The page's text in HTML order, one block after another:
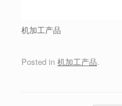
机加工产品
Posted in 机加工产品.